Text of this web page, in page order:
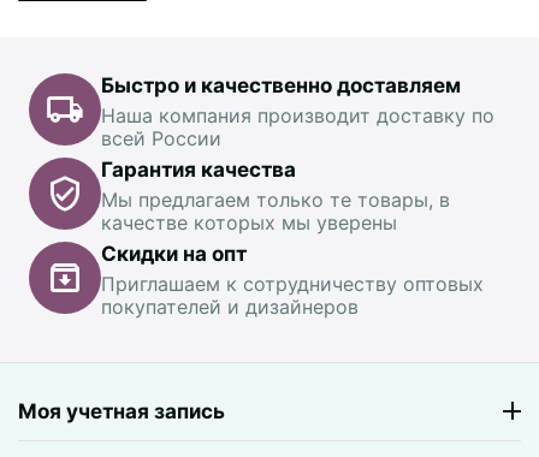
Быстро и качественно доставляем
Наша компания производит доставку по
всей России
Гарантия качества
Мы предлагаем только те товары, в
качестве которых мы уверены
Скидки на опт
Приглашаем к сотрудничеству оптовых
покупателей и дизайнеров
Моя учетная запись